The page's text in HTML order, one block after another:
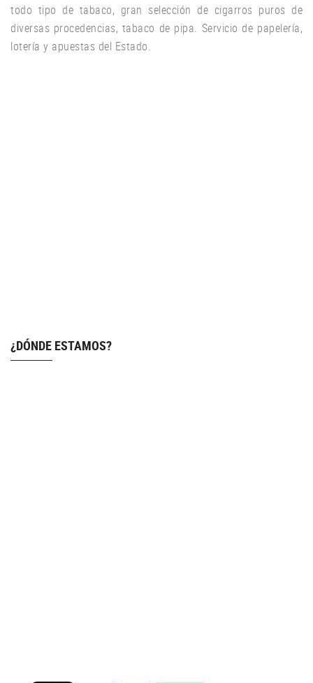
todo tipo de tabaco, gran selección de cigarros puros de
diversas procedencias, tabaco de pipa. Servicio de papelería,
lotería y apuestas del Estado.
¿DÓNDE ESTAMOS?